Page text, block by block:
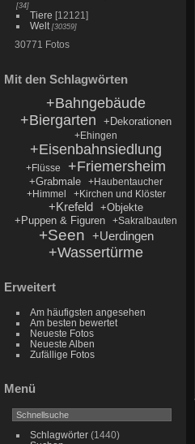
[34]
Tiere [12121]
Welt [30359]
30771 Fotos
Mit den Schlagwörten
+Bahngebäude
+Biergarten
+Dekorationen
+Ehingen
+Eisenbahnsiedlung
+Flüsse +Friemersheim
+Grabmale
+Haubentaucher
+Himmel
+Kirchen und Klöster
+Krefeld
+Objekte
+Puppen & Figuren
+Sakralbauten
+Seen +Uerdingen
+Wassertürme
Erweitert
Am häufigsten angesehen
Am besten bewertet
Neueste Fotos
Neueste Alben
Zufällige Fotos
Menü
Schlagwörter(1440)